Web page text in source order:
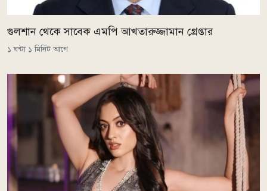
গুলশান থেকে সাবেক এমপি আখতারুজ্জামান গ্রেপ্তার
১ ঘন্টা ১ মিনিট আগে